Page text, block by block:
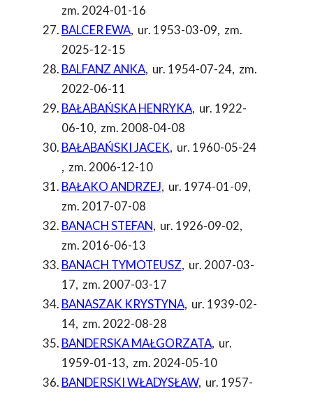
zm. 2024-01-16
BALCER EWA, ur. 1953-03-09, zm.
2025-12-15
BALFANZ ANKA, ur. 1954-07-24, zm.
2022-06-11
BAŁABAŃSKA HENRYKA, ur. 1922-
06-10, zm. 2008-04-08
BAŁABAŃSKI JACEK, ur. 1960-05-24
, zm. 2006-12-10
BAŁAKO ANDRZEJ, ur. 1974-01-09,
zm. 2017-07-08
BANACH STEFAN, ur. 1926-09-02,
zm. 2016-06-13
BANACH TYMOTEUSZ, ur. 2007-03-
17, zm. 2007-03-17
BANASZAK KRYSTYNA, ur. 1939-02-
14, zm. 2022-08-28
BANDERSKA MAŁGORZATA, ur.
1959-01-13, zm. 2024-05-10
BANDERSKI WŁADYSŁAW, ur. 1957-